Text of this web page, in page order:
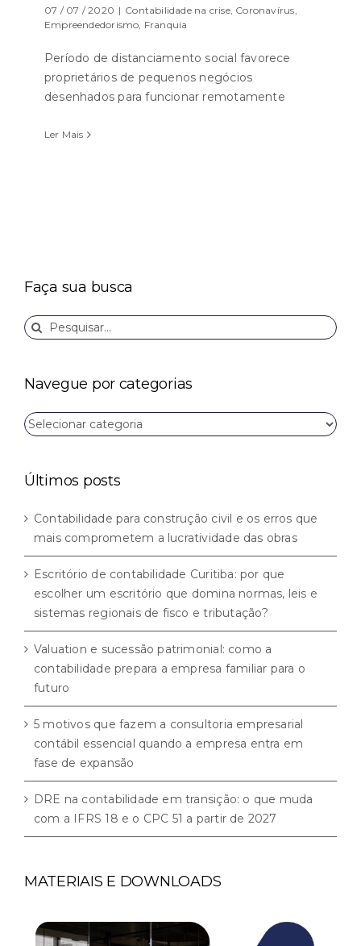
07 / 07 / 2020 | Contabilidade na crise, Coronavírus,
Empreendedorismo, Franquia
Período de distanciamento social favorece
proprietários de pequenos negócios
desenhados para funcionar remotamente
Ler Mais
Faça sua busca
Buscar
resultados
Navegue por categorias
Navegue
por
Últimos posts
Contabilidade para construção civil e os erros que
mais comprometem a lucratividade das obras
Escritório de contabilidade Curitiba: por que
escolher um escritório que domina normas, leis e
sistemas regionais de fisco e tributação?
Valuation e sucessão patrimonial: como a
contabilidade prepara a empresa familiar para o
futuro
5 motivos que fazem a consultoria empresarial
contábil essencial quando a empresa entra em
fase de expansão
DRE na contabilidade em transição: o que muda
com a IFRS 18 e o CPC 51 a partir de 2027
MATERIAIS E DOWNLOADS